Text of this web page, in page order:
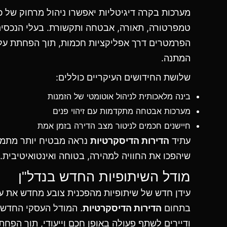
מערכות בקרה דיגיטליות יאפשרו ניהול מרחוק
טמפרטורה, תאורה, אבטחה ותקשורת. בעלי
הפרמטרים דרך אפליקציות חכמות, תוך הפחתת
המתנה.
שלושת החידושים העיקריים כוללים:
בינה מלאכותית לניהול אוטומטי של הזמנות
מערכות אבטחה מתקדמות עם זיהוי פנים
חיישנים חכמים לניטור מצב הדירה בזמן אמת
עתיד הדירות הדיסקרטיות נראה מבטיח יותר
שיהפכו את החוויה למהירה, בטוחה ואינטואיטיבית.
מודל השיתופיות החדש בנדל"ן
עידן חדש של שיתופיות מהפכנית צובע מחדש את
בתחום הדירות הדיסקרטיות. המודל העסקי
ודיירים לשתף פעולה באופן חכם וייעודי, תוך